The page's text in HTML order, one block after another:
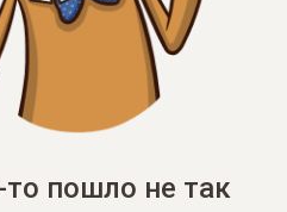
то пошло не так